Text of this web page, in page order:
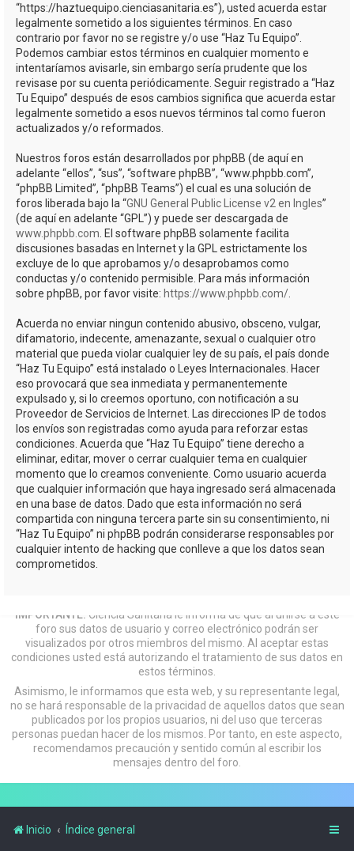
“https://haztuequipo.cienciasanitaria.es”), usted acuerda estar
legalmente sometido a los siguientes términos. En caso
contrario por favor no se registre y/o use “Haz Tu Equipo”.
Podemos cambiar estos términos en cualquier momento e
intentaríamos avisarle, sin embargo sería prudente que los
revisase por su cuenta periódicamente. Seguir registrado a “Haz
Tu Equipo” después de esos cambios significa que acuerda estar
legalmente sometido a esos nuevos términos tal como fueron
actualizados y/o reformados.
Nuestros foros están desarrollados por phpBB (de aquí en
adelante “ellos”, “sus”, “software phpBB”, “www.phpbb.com”,
“phpBB Limited”, “phpBB Teams”) el cual es una solución de
foros liberada bajo la “GNU General Public License v2 en Ingles”
(de aquí en adelante “GPL”) y puede ser descargada de
www.phpbb.com . El software phpBB solamente facilita
discusiones basadas en Internet y la GPL estrictamente los
excluye de lo que aprobamos y/o desaprobamos como
conductas y/o contenido permisible. Para más información
sobre phpBB, por favor visite: https://www.phpbb.com/
Acuerda no enviar ningun contenido abusivo, obsceno, vulgar,
difamatorio, indecente, amenazante, sexual o cualquier otro
material que pueda violar cualquier ley de su país, el país donde
“Haz Tu Equipo” está instalado o Leyes Internacionales. Hacer
eso provocará que sea inmediata y permanentemente
expulsado y, si lo creemos oportuno, con notificación a su
Proveedor de Servicios de Internet. Las direcciones IP de todos
los envíos son registradas como ayuda para reforzar estas
condiciones. Acuerda que “Haz Tu Equipo” tiene derecho a
eliminar, editar, mover o cerrar cualquier tema en cualquier
momento que lo creamos conveniente. Como usuario acuerda
que cualquier información que haya ingresado será almacenada
en una base de datos. Dado que esta información no será
compartida con ninguna tercera parte sin su consentimiento, ni
“Haz Tu Equipo” ni phpBB podrán considerarse responsables por
cualquier intento de hacking que conlleve a que los datos sean
comprometidos.
IMPORTANTE: Ciencia Sanitaria le informa de que al unirse a este
foro sus datos de usuario y correo electrónico podrán ser
visualizados por otros miembros del mismo. Al aceptar estas
condiciones usted está autorizando el tratamiento de sus datos en
estos términos.
Asimismo, le informamos que esta web, y su representante legal,
no se hará responsable de la privacidad de aquellos datos que sean
publicados por los propios usuarios, ni del uso que terceras
personas puedan hacer de los mismos. Por tanto, en este aspecto,
recomendamos precaución y sentido común al escribir los
mensajes dentro del foro.
Inicio Índice general